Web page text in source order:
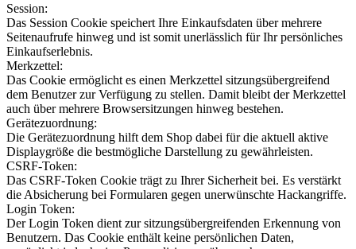
Session:
Das Session Cookie speichert Ihre Einkaufsdaten über mehrere
Seitenaufrufe hinweg und ist somit unerlässlich für Ihr persönliches
Einkaufserlebnis.
Merkzettel:
Das Cookie ermöglicht es einen Merkzettel sitzungsübergreifend
dem Benutzer zur Verfügung zu stellen. Damit bleibt der Merkzettel
auch über mehrere Browsersitzungen hinweg bestehen.
Gerätezuordnung:
Die Gerätezuordnung hilft dem Shop dabei für die aktuell aktive
Displaygröße die bestmögliche Darstellung zu gewährleisten.
CSRF-Token:
Das CSRF-Token Cookie trägt zu Ihrer Sicherheit bei. Es verstärkt
die Absicherung bei Formularen gegen unerwünschte Hackangriffe.
Login Token:
Der Login Token dient zur sitzungsübergreifenden Erkennung von
Benutzern. Das Cookie enthält keine persönlichen Daten,